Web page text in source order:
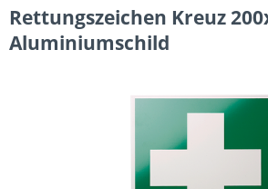
Rettungszeichen Kreuz
Aluminiumschild